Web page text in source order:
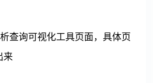
查询可视化工具页面，具体页
来